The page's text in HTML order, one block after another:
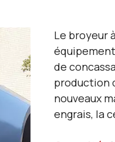
Le broyeur
de
production
nouveaux
engrais, la